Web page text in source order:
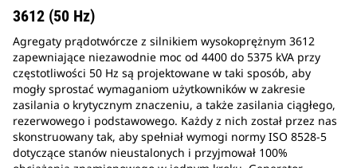
3612 (50 Hz)
Agregaty prądotwórcze z silnikiem wysokoprężnym 3612
zapewniające niezawodnie moc od 4400 do 5375 kVA przy
częstotliwości 50 Hz są projektowane w taki sposób, aby
mogły sprostać wymaganiom użytkowników w zakresie
zasilania o krytycznym znaczeniu, a także zasilania ciągłego,
rezerwowego i podstawowego. Każdy z nich został przez nas
skonstruowany tak, aby spełniał wymogi normy ISO 8528-5
dotyczące stanów nieustalonych i przyjmował 100%